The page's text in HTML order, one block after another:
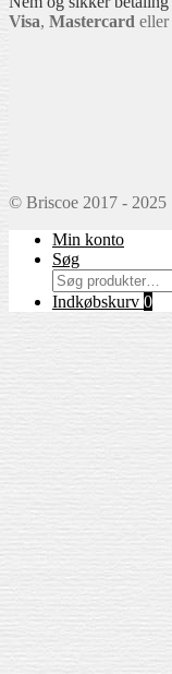
Visa, Mastercard eller
© Briscoe 2017 - 2025
Min konto
Søg
Søg
efter:
Indkøbskurv 0